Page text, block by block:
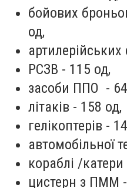
бойових
од,
РСЗВ - 115 од,
засоби ППО -
літаків - 158 од,
гелікоптерів -
автомобільної
кораблі /
цистерн з ПММ